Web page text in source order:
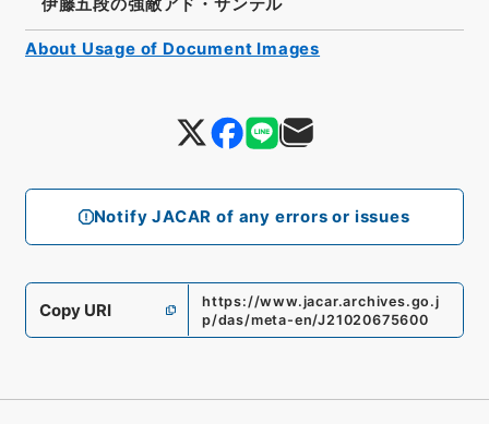
Notify JACAR of any errors or issues
伊藤五段の強敵アド・サンテル
Copy URI
https://www.jacar.archives.go.j
p/das/meta-en/J21020675600
About Usage of Document Images